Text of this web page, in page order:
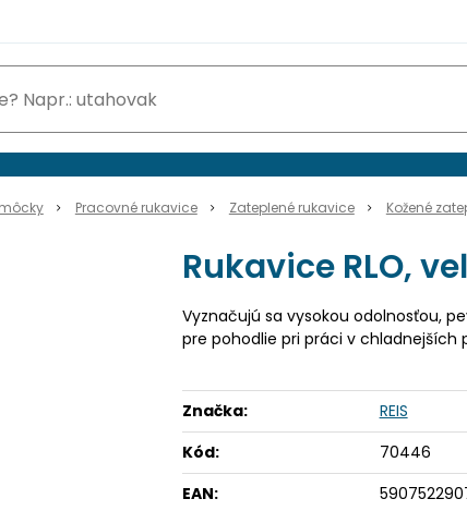
Pracovné rukavice Zateplené rukavice Kožené
Rukavice RLO,
Vyznačujú sa vysokou odolnosťou,
pre pohodlie pri práci v chladnejších
Značka:
REIS
Kód:
70446
EAN: